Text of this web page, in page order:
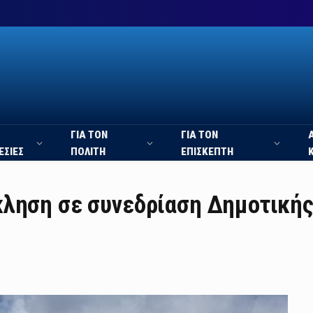
ΓΙΑ ΤΟΝ
ΠΟΛΙΤΗ
ΓΙΑ ΤΟΝ
ΕΠΙΣΚΕΠΤΗ
σε συνεδρίαση Δημοτικής